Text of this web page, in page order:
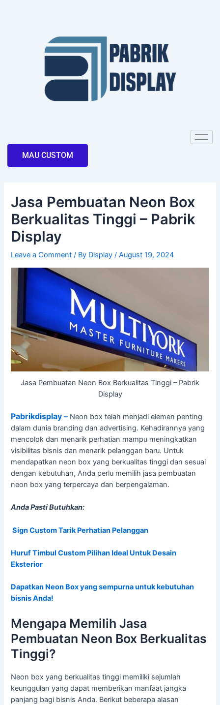
MAU CUSTOM
Jasa Pembuatan Neon Box
Berkualitas Tinggi – Pabrik
Display
Leave a Comment / By Display/August 19, 2024
Jasa Pembuatan Neon Box Berkualitas Tinggi – Pabrik
Display
Pabrikdisplay – Neon box telah menjadi elemen penting
dalam dunia branding dan advertising. Kehadirannya yang
mencolok dan menarik perhatian mampu meningkatkan
visibilitas bisnis dan menarik pelanggan baru. Untuk
mendapatkan neon box yang berkualitas tinggi dan sesuai
dengan kebutuhan, Anda perlu memilih jasa pembuatan
neon box yang terpercaya dan berpengalaman.
Anda Pasti Butuhkan:
Sign Custom Tarik Perhatian Pelanggan
Huruf Timbul Custom Pilihan Ideal Untuk Desain
Eksterior
Dapatkan Neon Box yang sempurna untuk kebutuhan
bisnis Anda!
Mengapa Memilih Jasa
Pembuatan Neon Box Berkualitas
Tinggi?
Neon box yang berkualitas tinggi memiliki sejumlah
keunggulan yang dapat memberikan manfaat jangka
panjang bagi bisnis Anda. Berikut beberapa alasan